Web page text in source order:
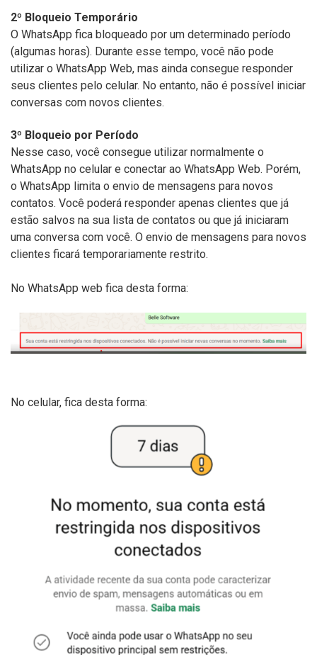
2º Bloqueio Temporário
O WhatsApp fica bloqueado por um determinado período
(algumas horas). Durante esse tempo, você não pode
utilizar o WhatsApp Web, mas ainda consegue responder
seus clientes pelo celular. No entanto, não é possível iniciar
conversas com novos clientes.
3º Bloqueio por Período
Nesse caso, você consegue utilizar normalmente o
WhatsApp no celular e conectar ao WhatsApp Web. Porém,
o WhatsApp limita o envio de mensagens para novos
contatos. Você poderá responder apenas clientes que já
estão salvos na sua lista de contatos ou que já iniciaram
uma conversa com você. O envio de mensagens para novos
clientes ficará temporariamente restrito.
No WhatsApp web fica desta forma:
No celular, fica desta forma: